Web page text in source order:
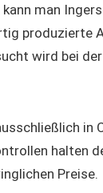
man
produzierte
wird bei
in
halten
Preise.